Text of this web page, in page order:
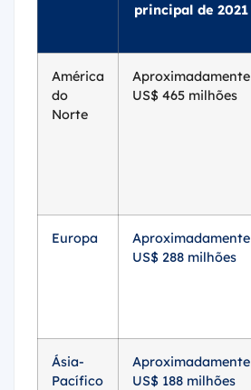
principal de 2021
América
do
Norte
Aproximadamente
US$ 465 milhões
Europa
Aproximadamente
US$ 288 milhões
Ásia-
Pacífico
Aproximadamente
US$ 188 milhões